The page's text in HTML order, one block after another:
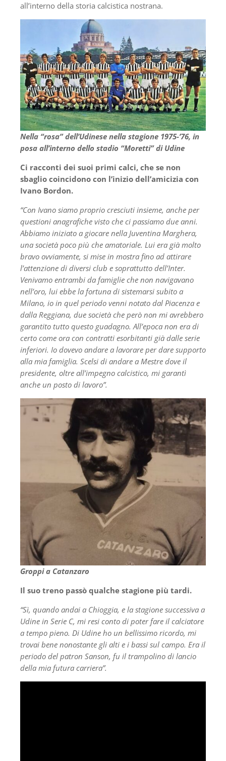
all’interno della storia calcistica nostrana.
Nella “rosa” dell’Udinese nella stagione 1975-’76, in
posa all’interno dello stadio “Moretti” di Udine
Ci racconti dei suoi primi calci, che se non
sbaglio coincidono con l’inizio dell’amicizia con
Ivano Bordon.
“Con Ivano siamo proprio cresciuti insieme, anche per
questioni anagrafiche visto che ci passiamo due anni.
Abbiamo iniziato a giocare nella Juventina Marghera,
una società poco più che amatoriale. Lui era già molto
bravo ovviamente, si mise in mostra fino ad attirare
l’attenzione di diversi club e soprattutto dell’Inter.
Venivamo entrambi da famiglie che non navigavano
nell’oro, lui ebbe la fortuna di sistemarsi subito a
Milano, io in quel periodo venni notato dal Piacenza e
dalla Reggiana, due società che però non mi avrebbero
garantito tutto questo guadagno. All’epoca non era di
certo come ora con contratti esorbitanti già dalle serie
inferiori. Io dovevo andare a lavorare per dare supporto
alla mia famiglia. Scelsi di andare a Mestre dove il
presidente, oltre all’impegno calcistico, mi garantì
anche un posto di lavoro”.
Groppi a Catanzaro
Il suo treno passò qualche stagione più tardi.
“Sì, quando andai a Chioggia, e la stagione successiva a
Udine in Serie C, mi resi conto di poter fare il calciatore
a tempo pieno. Di Udine ho un bellissimo ricordo, mi
trovai bene nonostante gli alti e i bassi sul campo. Era il
periodo del patron Sanson, fu il trampolino di lancio
della mia futura carriera”.